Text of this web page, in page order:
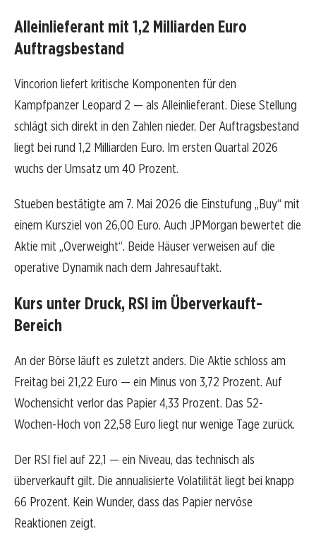
Alleinlieferant mit 1,2 Milliarden Euro
Auftragsbestand
Vincorion liefert kritische Komponenten für den
Kampfpanzer Leopard 2 — als Alleinlieferant. Diese Stellung
schlägt sich direkt in den Zahlen nieder. Der Auftragsbestand
liegt bei rund 1,2 Milliarden Euro. Im ersten Quartal 2026
wuchs der Umsatz um 40 Prozent.
Stueben bestätigte am 7. Mai 2026 die Einstufung „Buy“ mit
einem Kursziel von 26,00 Euro. Auch JPMorgan bewertet die
Aktie mit „Overweight“. Beide Häuser verweisen auf die
operative Dynamik nach dem Jahresauftakt.
Kurs unter Druck, RSI im Überverkauft-
Bereich
An der Börse läuft es zuletzt anders. Die Aktie schloss am
Freitag bei 21,22 Euro — ein Minus von 3,72 Prozent. Auf
Wochensicht verlor das Papier 4,33 Prozent. Das 52-
Wochen-Hoch von 22,58 Euro liegt nur wenige Tage zurück.
Der RSI fiel auf 22,1 — ein Niveau, das technisch als
überverkauft gilt. Die annualisierte Volatilität liegt bei knapp
66 Prozent. Kein Wunder, dass das Papier nervöse
Reaktionen zeigt.